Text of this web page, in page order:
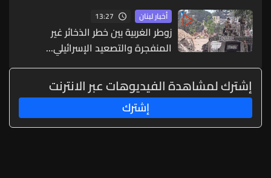
أخبار لبنان 13:27
زوطر الغربية بين خطر الذخائر غير
المنفجرة والتصعيد الإسرائيلي...
إشترك لمشاهدة الفيديوهات عبر الانترنت
إشترك